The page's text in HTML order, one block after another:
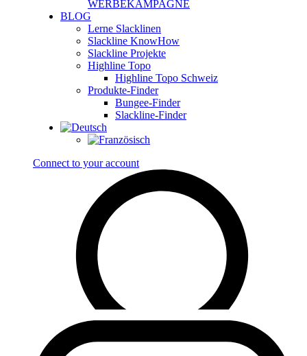
WERBEKAMPAGNE
BLOG
Lerne Slacklinen
Slackline KnowHow
Slackline Projekte
Highline Topo
Highline Topo Schweiz
Produkte-Finder
Bungee-Finder
Slackline-Finder
Connect to your account